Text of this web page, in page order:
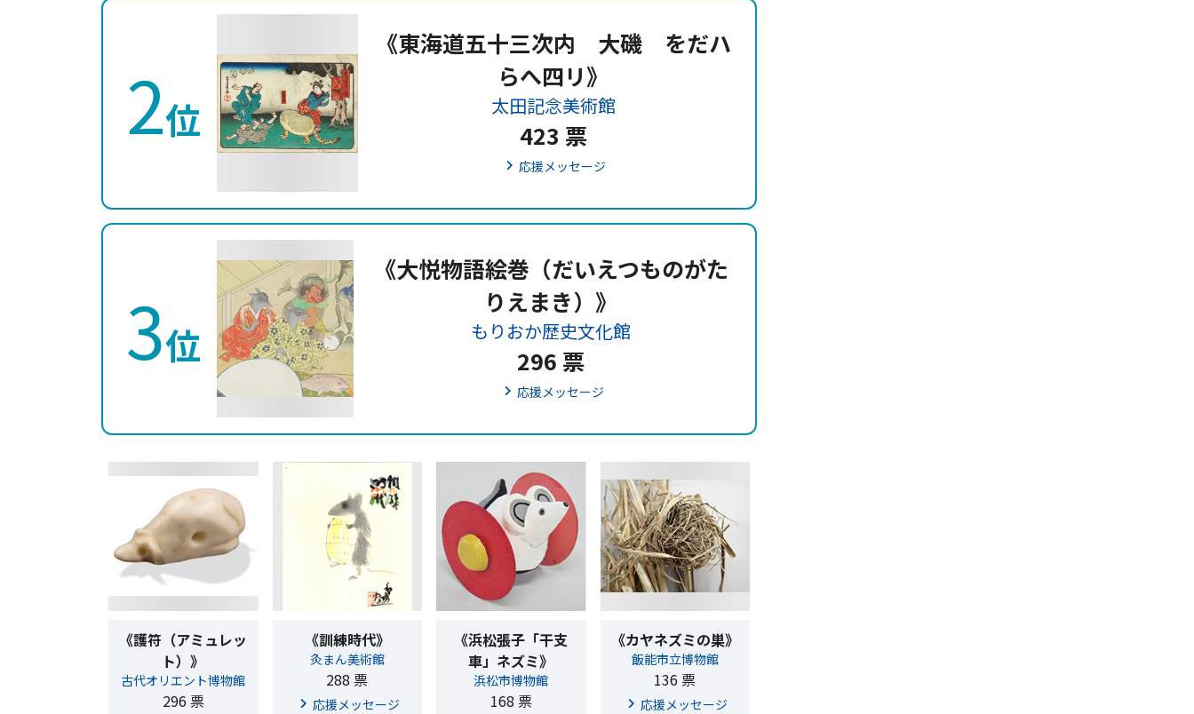
2位
《東海道五十三次内 大磯 をだハ
らへ四リ》
太田記念美術館
423 票
応援メッセージ
3位
《大悦物語絵巻（だいえつものがた
りえまき）》
もりおか歴史文化館
296 票
応援メッセージ
《護符（アミュレッ
ト）》
古代オリエント博物館
296 票
《訓練時代》
灸まん美術館
288 票
応援メッセージ
《浜松張子「干支
車」ネズミ》
浜松市博物館
168 票
《カヤネズミの巣》
飯能市立博物館
136 票
応援メッセージ